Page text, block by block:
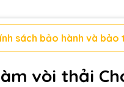
sách bảo hành và bảo
vòi thải